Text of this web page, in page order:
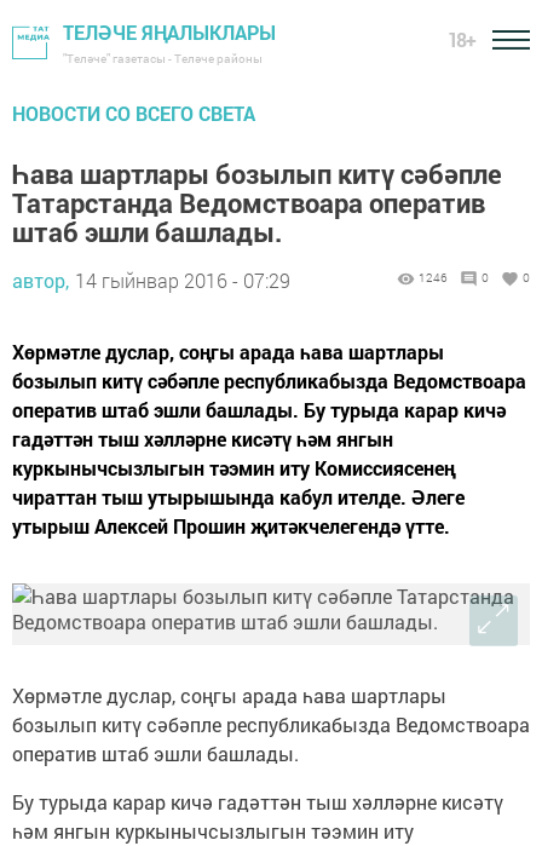
ТЕЛӘЧЕ ЯҢАЛЫКЛАРЫ
"Теләче" газетасы - Теләче районы
18+
НОВОСТИ СО ВСЕГО СВЕТА
Һава шартлары бозылып китү сәбәпле
Татарстанда Ведомствоара оператив
штаб эшли башлады.
автор, 14 гыйнвар 2016 - 07:29 1246 0 0
Хөрмәтле дуслар, соңгы арада һава шартлары
бозылып китү сәбәпле республикабызда Ведомствоара
оператив штаб эшли башлады. Бу турыда карар кичә
гадәттән тыш хәлләрне кисәтү һәм янгын
куркынычсызлыгын тәэмин иту Комиссиясенең
чираттан тыш утырышында кабул ителде. Әлеге
утырыш Алексей Прошин җитәкчелегендә үтте.
Хөрмәтле дуслар, соңгы арада һава шартлары
бозылып китү сәбәпле республикабызда Ведомствоара
оператив штаб эшли башлады.
Бу турыда карар кичә гадәттән тыш хәлләрне кисәтү
һәм янгын куркынычсызлыгын тәэмин иту